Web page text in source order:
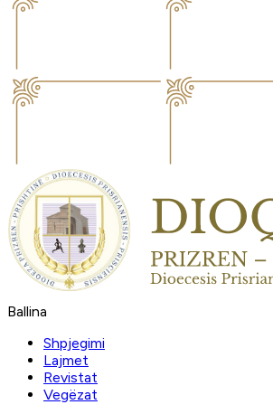
Ballina
Shpjegimi
Lajmet
Revistat
Vegëzat